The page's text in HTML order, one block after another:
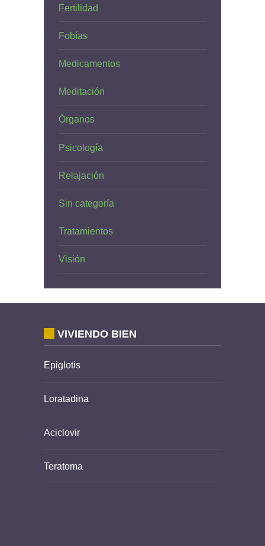
Fertilidad
Fobías
Medicamentos
Meditación
Órganos
Psicología
Relajación
Sin categoría
Tratamientos
Visión
VIVIENDO BIEN
Epiglotis
Loratadina
Aciclovir
Teratoma